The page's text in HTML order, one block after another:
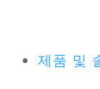
제품 및